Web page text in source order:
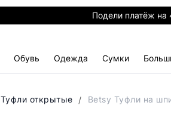
Подели платёж на
Обувь Одежда Сумки
Туфли открытые Betsy Туфли на